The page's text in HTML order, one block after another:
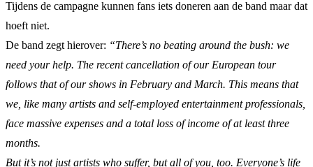
Tijdens de campagne kunnen fans iets doneren aan de band maar dat
hoeft niet.
De band zegt hierover: “There’s no beating around the bush: we
need your help. The recent cancellation of our European tour
follows that of our shows in February and March. This means that
we, like many artists and self-employed entertainment professionals,
face massive expenses and a total loss of income of at least three
months.
But it’s not just artists who suffer, but all of you, too. Everyone’s life